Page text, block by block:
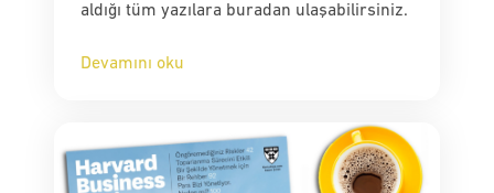
aldığı tüm yazılara buradan ulaşabilirsiniz.
Devamını oku